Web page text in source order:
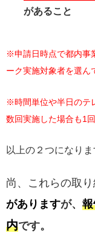
があること
※申請日時点で都内事
ーク実施対象者を選ん
※時間単位や半日のテ
数回実施した場合も1
以上の２つになりま
尚、これらの取
がありますが、
内です。